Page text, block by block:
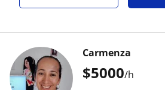
$5000/h
Carmenza